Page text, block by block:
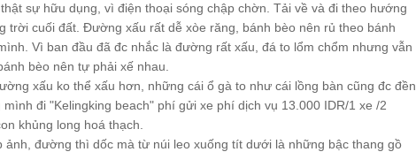
sự hữu dụng, vì điện thoại sóng chập chờn. Tải về và đi theo hướng
trời cuối đất. Đường xấu rất dễ xòe răng, bánh bèo nên rủ theo bánh
Vì ban đầu đã đc nhắc là đường rất xấu, đá to lổm chổm nhưng vẫn
bèo nên tự phải xế nhau.
xấu ko thể xấu hơn, những cái ổ gà to như cái lồng bàn cũng đc đền
đi "Kelingking beach" phí gửi xe phí dịch vụ 13.000 IDR/1 xe /2
khủng long hoá thạch.
ảnh, đường thì dốc mà từ núi leo xuống tít dưới là những bậc thang gồ